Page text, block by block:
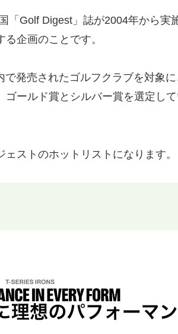
「Golf Digest」誌が2004年から実
企画のことです。
発売されたゴルフクラブを対象
ールド賞とシルバー賞を選定し
ストのホットリストになります。